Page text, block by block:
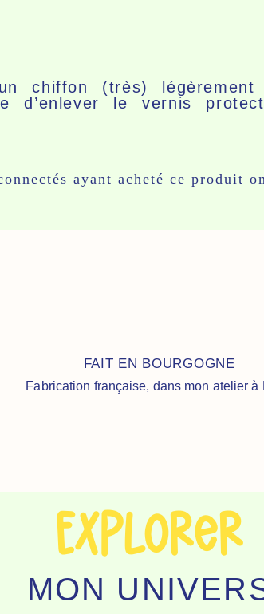
chiffon (très)
le vernis
ayant acheté ce produit
FAIT EN BOURGOGNE
Fabrication française, dans mon atelier à
Explorer
MON